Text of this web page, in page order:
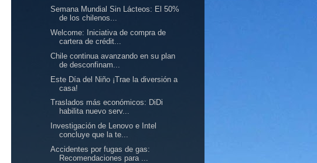
Semana Mundial Sin Lácteos: El 50%
de los chilenos...
Welcome: Iniciativa de compra de
cartera de crédit...
Chile continua avanzando en su plan
de desconfinam...
Este Día del Niño ¡Trae la diversión a
casa!
Traslados más económicos: DiDi
habilita nuevo serv...
Investigación de Lenovo e Intel
concluye que la te...
Accidentes por fugas de gas:
Recomendaciones para ...